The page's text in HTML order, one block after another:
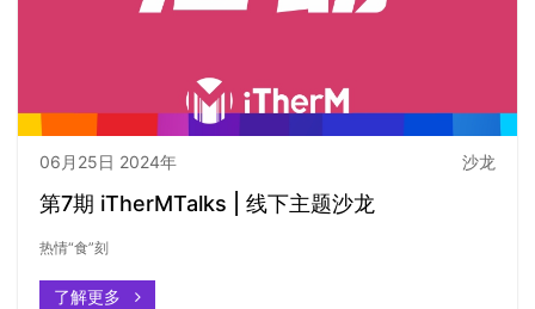
06月25日 2024年 沙龙
第7期 iTherMTalks | 线下主题沙龙
热情“食”刻
了解更多